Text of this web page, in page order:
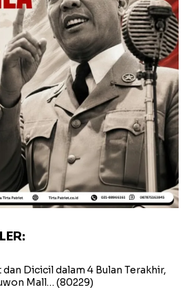
Dicicil dalam 4 Bulan Terakhir,
Mall… (80229)